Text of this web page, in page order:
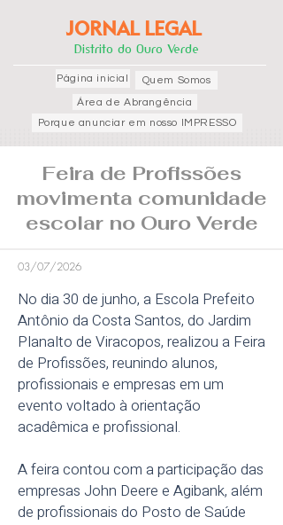
JORNAL LEGAL
Distrito do Ouro Verde
Página inicial
Porque anunciar em nosso IMPRESSO
Área de Abrangência
Quem Somos
Feira de Profissões
movimenta comunidade
escolar no Ouro Verde
03/07/2026
No dia 30 de junho, a Escola Prefeito
Antônio da Costa Santos, do Jardim
Planalto de Viracopos, realizou a Feira
de Profissões, reunindo alunos,
profissionais e empresas em um
evento voltado à orientação
acadêmica e profissional.
A feira contou com a participação das
empresas John Deere e Agibank, além
de profissionais do Posto de Saúde